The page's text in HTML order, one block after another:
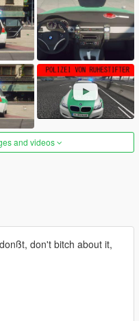
and videos
don't bitch about it,